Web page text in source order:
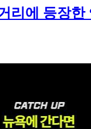
리에 등장한